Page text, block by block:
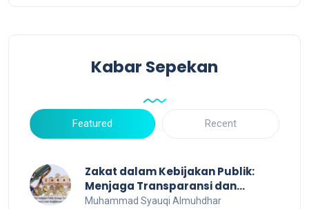
Kabar Sepekan
Featured Recent
Zakat dalam Kebijakan Publik:
Menjaga Transparansi dan
Efisiensi untuk Kesejahteraan
Muhammad Syauqi Almuhdhar